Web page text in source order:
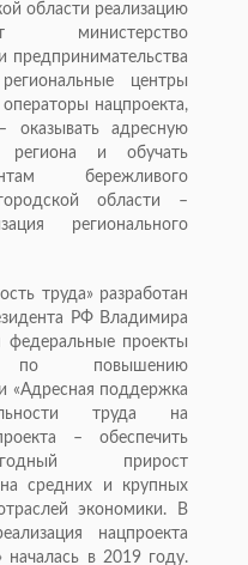
области реализацию
министерство
предпринимательства
центры
нацпроекта,
оказывать адресную
региона и обучать
бережливого
области –
регионального
труда» разработан
РФ Владимира
федеральные проекты
по повышению
«Адресная поддержка
труда на
– обеспечить
прирост
на средних и крупных
экономики. В
нацпроекта
началась в 2019 году.